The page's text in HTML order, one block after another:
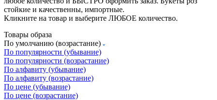
стойкие и качественны, импортные.
Кликните на товар и выберите ЛЮБОЕ количество.
Товары образа
По умолчанию (возрастание)
По популярности (убывание)
По популярности (возрастание)
По алфавиту (убывание)
По алфавиту (возрастание)
По цене (убывание)
По цене (возрастание)